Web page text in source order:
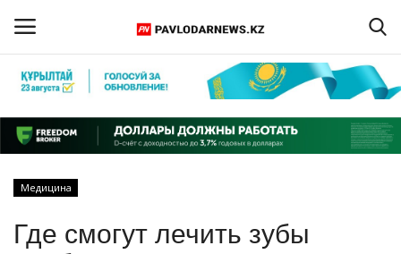
Регистрация
Главная
Медицина
Где смогут лечить зубы